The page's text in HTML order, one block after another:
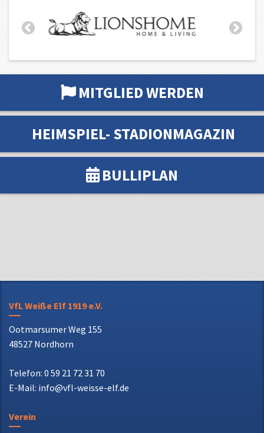
MITGLIED WERDEN
HEIMSPIEL- STADIONMAGAZIN
BULLIPLAN
VfL Weiße Elf 1919 e.V.
Ootmarsumer Weg 155
48527 Nordhorn
Telefon: 0 59 21 72 31 70
E-Mail: info@vfl-weisse-elf.de
Verein